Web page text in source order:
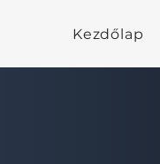
Kezdőlap